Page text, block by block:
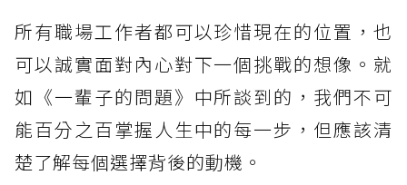
所有職場工作者都可以珍惜現在的位置，也
可以誠實面對內心對下一個挑戰的想像。就
如《一輩子的問題》中所談到的，我們不可
能百分之百掌握人生中的每一步，但應該清
楚了解每個選擇背後的動機。